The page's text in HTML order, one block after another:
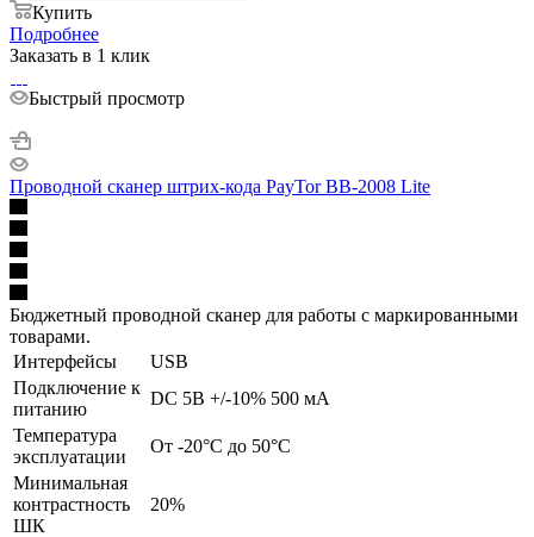
Купить
Подробнее
Заказать в 1 клик
Быстрый просмотр
Проводной сканер штрих-кода PayTor BB-2008 Lite
Бюджетный проводной сканер для работы с маркированными
товарами.
Интерфейсы
USB
Подключение к
питанию
DC 5В +/-10% 500 мА
Температура
эксплуатации
От -20°C до 50°C
Минимальная
контрастность
ШК
20%